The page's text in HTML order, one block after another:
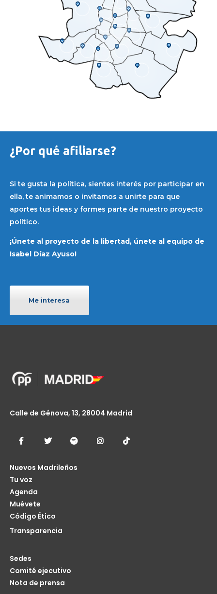
¿Por qué afiliarse?
Si te gusta la política, sientes interés por participar en
ella, te animamos o invitamos a unirte para que
aportes tus ideas y formes parte de nuestro proyecto
político.
¡Únete al proyecto de la libertad, únete al equipo de
Isabel Díaz Ayuso!
Me interesa
Calle de Génova, 13, 28004 Madrid
Nuevos Madrileños
Tu voz
Agenda
Muévete
Código Ético
Transparencia
Sedes
Comité ejecutivo
Nota de prensa